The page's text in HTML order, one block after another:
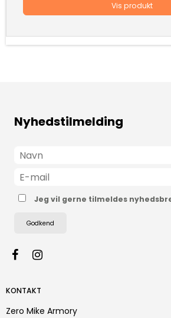
Vis produkt
Nyhedstilmelding
Jeg vil gerne tilmeldes
Godkend
KONTAKT
Zero Mike Armory